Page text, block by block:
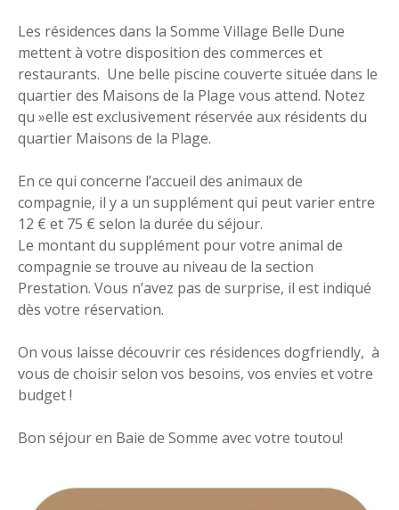
Les résidences dans la Somme Village Belle Dune
mettent à votre disposition des commerces et
restaurants. Une belle piscine couverte située dans le
quartier des Maisons de la Plage vous attend. Notez
qu »elle est exclusivement réservée aux résidents du
quartier Maisons de la Plage.
En ce qui concerne l’accueil des animaux de
compagnie, il y a un supplément qui peut varier entre
12 € et 75 € selon la durée du séjour.
Le montant du supplément pour votre animal de
compagnie se trouve au niveau de la section
Prestation. Vous n’avez pas de surprise, il est indiqué
dès votre réservation.
On vous laisse découvrir ces résidences dogfriendly, à
vous de choisir selon vos besoins, vos envies et votre
budget !
Bon séjour en Baie de Somme avec votre toutou!